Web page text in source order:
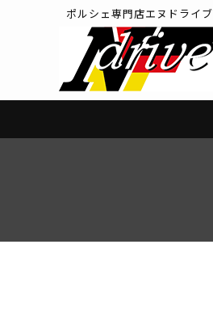
ポルシェ専門店エヌドライブ